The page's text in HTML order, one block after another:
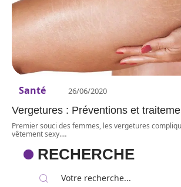
Santé 26/06/2020
Vergetures : Préventions et
Premier souci des femmes, les vergetures
vêtement sexy.…
RECHERCHE